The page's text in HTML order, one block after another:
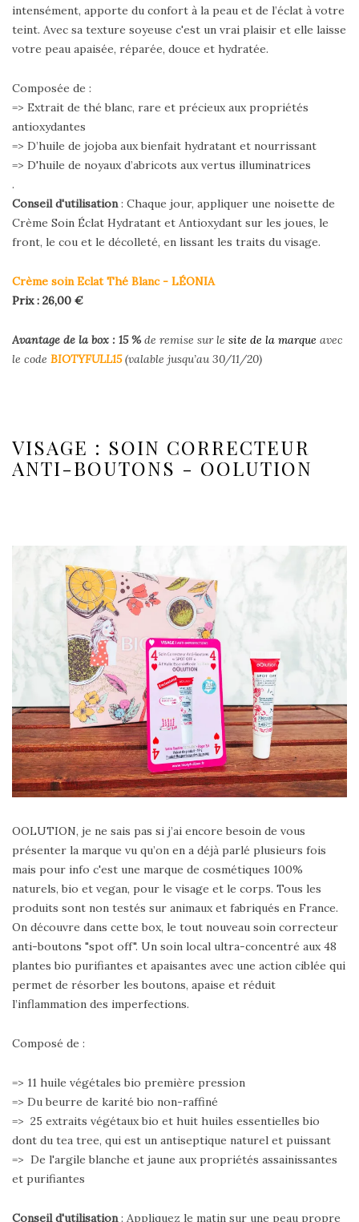
intensément, apporte du confort à la peau et de l’éclat à votre
teint. Avec sa texture soyeuse c'est un vrai plaisir et elle laisse
votre peau apaisée, réparée, douce et hydratée.
Composée de :
=> Extrait de thé blanc, rare et précieux aux propriétés
antioxydantes
=> D’huile de jojoba aux bienfait hydratant et nourrissant
=> D'huile de noyaux d’abricots aux vertus illuminatrices
.
Conseil d'utilisation: Chaque jour, appliquer une noisette de
Crème Soin Éclat Hydratant et Antioxydant sur les joues, le
front, le cou et le décolleté, en lissant les traits du visage.
Crème soin Eclat Thé Blanc - LÉONIA
Prix : 26,00 €
Avantage de la box : 15%de remise sur le site de la marque avec
le code BIOTYFULL15(valable jusqu’au 30/11/20)
VISAGE : SOIN CORRECTEUR
ANTI-BOUTONS - OOLUTION
OOLUTION, je ne sais pas si j’ai encore besoin de vous
présenter la marque vu qu’on en a déjà parlé plusieurs fois
mais pour info c'est une marque de cosmétiques 100%
naturels, bio et vegan, pour le visage et le corps. Tous les
produits sont non testés sur animaux et fabriqués en France.
On découvre dans cette box, le tout nouveau soin correcteur
anti-boutons "spot off". Un soin local ultra-concentré aux 48
plantes bio purifiantes et apaisantes avec une action ciblée qui
permet de résorber les boutons, apaise et réduit
l’inflammation des imperfections.
Composé de :
=> 11 huile végétales bio première pression
=> Du beurre de karité bio non-raffiné
=> 25 extraits végétaux bio et huit huiles essentielles bio
dont du tea tree, qui est un antiseptique naturel et puissant
=> De l'argile blanche et jaune aux propriétés assainissantes
et purifiantes
Conseil d'utilisation : Appliquez le matin sur une peau propre